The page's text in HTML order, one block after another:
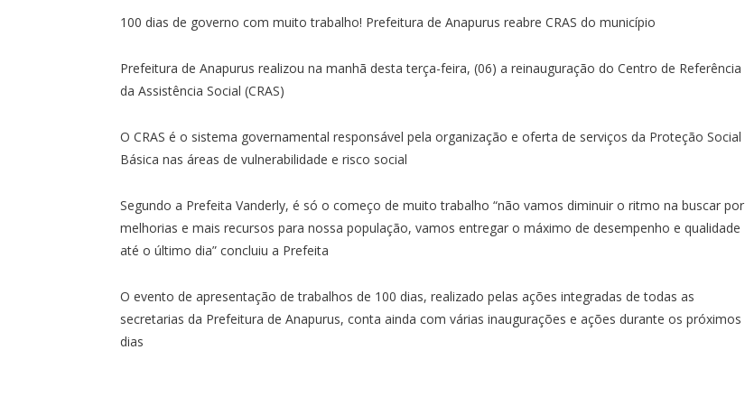
100 dias de governo com muito trabalho! Prefeitura de Anapurus reabre CRAS do município
Prefeitura de Anapurus realizou na manhã desta terça-feira, (06) a reinauguração do Centro de Referência
da Assistência Social (CRAS)
O CRAS é o sistema governamental responsável pela organização e oferta de serviços da Proteção Social
Básica nas áreas de vulnerabilidade e risco social
Segundo a Prefeita Vanderly, é só o começo de muito trabalho “não vamos diminuir o ritmo na buscar por
melhorias e mais recursos para nossa população, vamos entregar o máximo de desempenho e qualidade
até o último dia” concluiu a Prefeita
O evento de apresentação de trabalhos de 100 dias, realizado pelas ações integradas de todas as
secretarias da Prefeitura de Anapurus, conta ainda com várias inaugurações e ações durante os próximos
dias